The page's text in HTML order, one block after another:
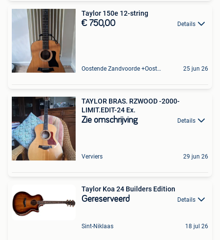
Taylor 150e 12-string
€ 750,00 Details
Oostende Zandvoorde +Oostende 25 jun 26
TAYLOR BRAS. RZWOOD -2000-
LIMIT.EDIT-24 Ex.
Zie omschrijving Details
Verviers 29 jun 26
Taylor Koa 24 Builders Edition
Gereserveerd Details
Sint-Niklaas 18 jul 26